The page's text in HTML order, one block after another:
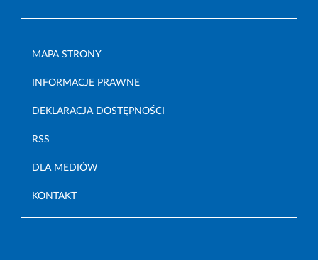
MAPA STRONY
INFORMACJE PRAWNE
DEKLARACJA DOSTĘPNOŚCI
RSS
DLA MEDIÓW
KONTAKT